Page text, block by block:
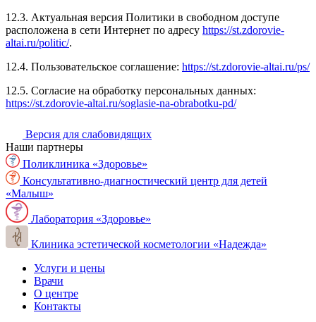
12.3. Актуальная версия Политики в свободном доступе
расположена в сети Интернет по адресу https://st.zdorovie-
altai.ru/politic/.
12.4. Пользовательское соглашение: https://st.zdorovie-altai.ru/ps/
12.5. Согласие на обработку персональных данных:
https://st.zdorovie-altai.ru/soglasie-na-obrabotku-pd/
Версия для слабовидящих
Наши партнеры
Поликлиника «Здоровье»
Консультативно-диагностический центр для детей
«Малыш»
Лаборатория «Здоровье»
Клиника эстетической косметологии «Надежда»
Услуги и цены
Врачи
О центре
Контакты